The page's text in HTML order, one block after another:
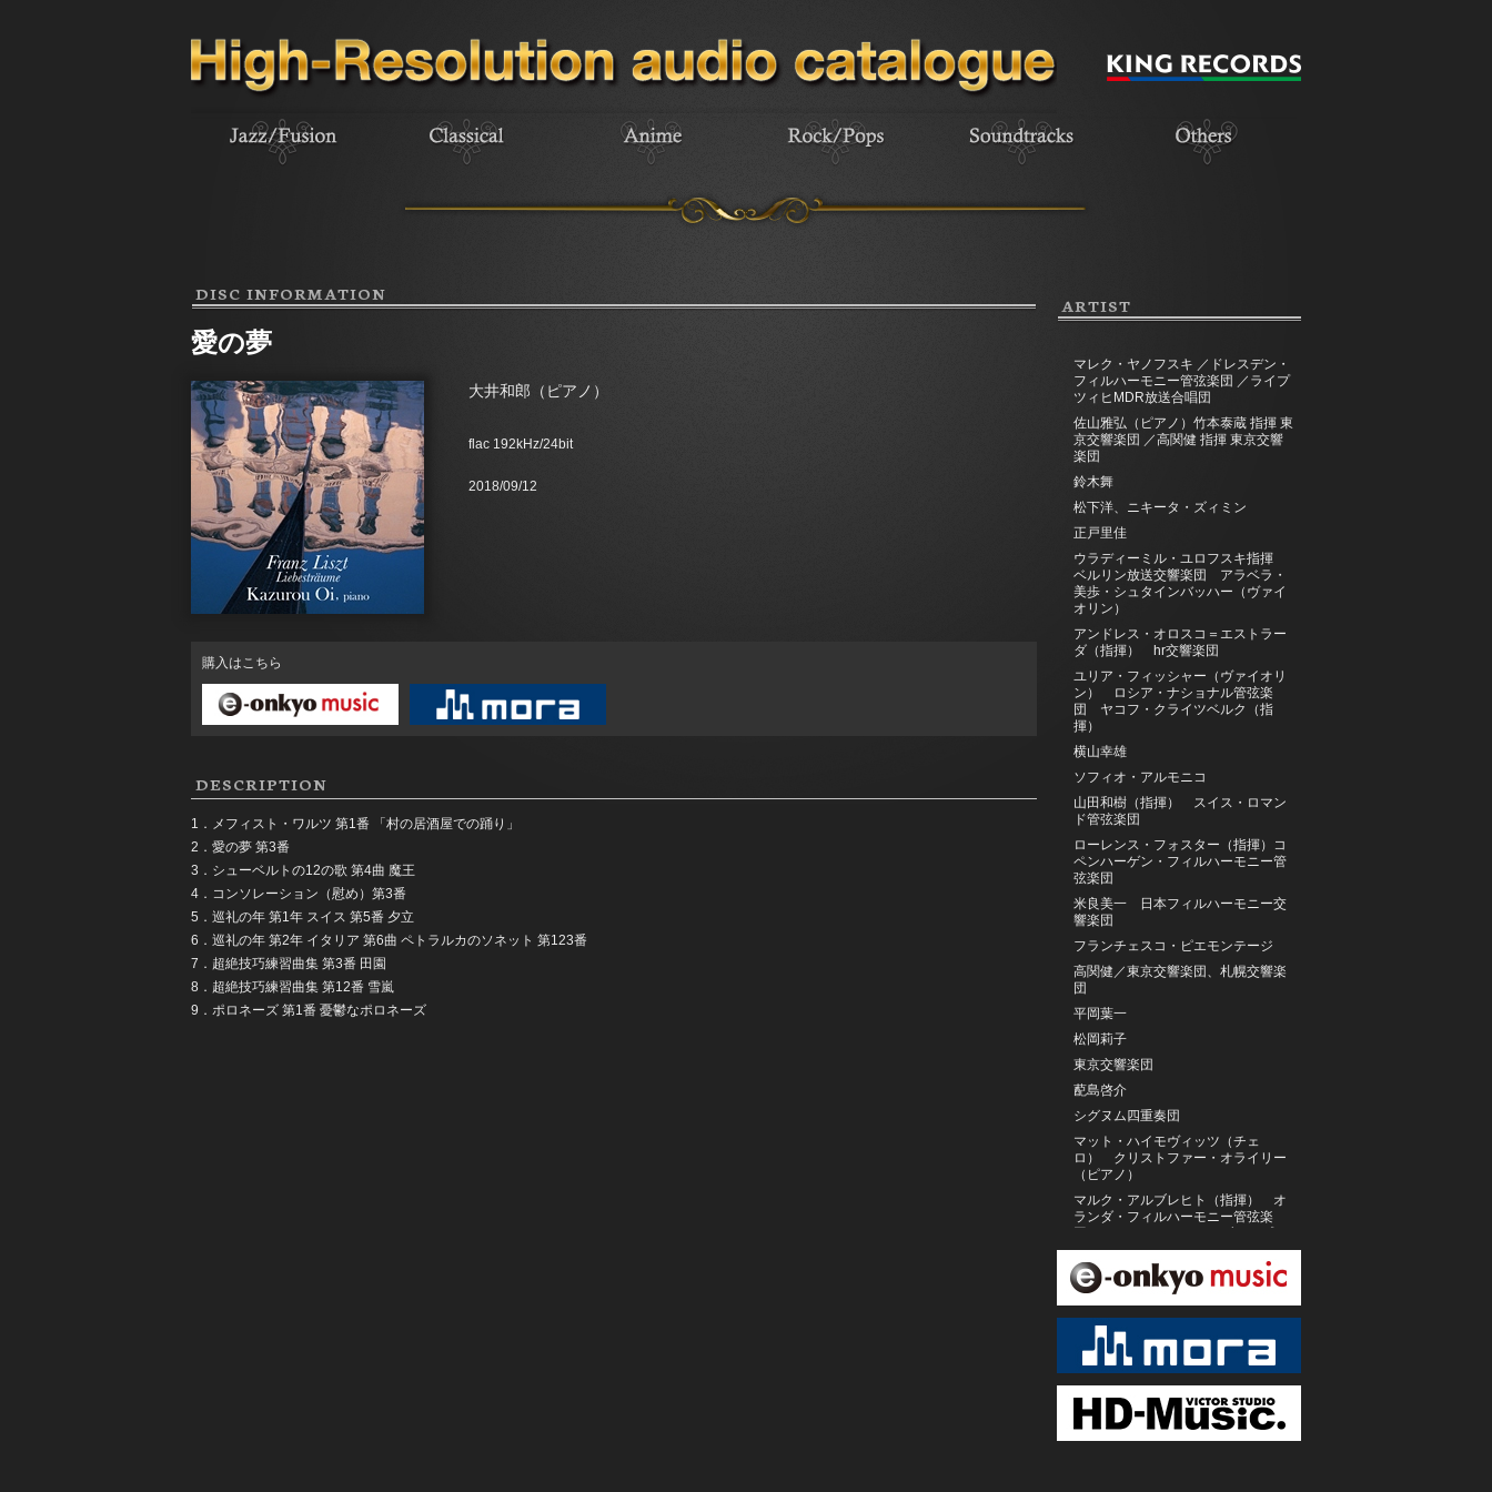
DISC INFORMATION
愛の夢
大井和郎（ピアノ）
flac 192kHz/24bit
2018/09/12
購入はこちら
DESCRIPTION
1．メフィスト・ワルツ 第1番 「村の居酒屋での踊り」
2．愛の夢 第3番
3．シューベルトの12の歌 第4曲 魔王
4．コンソレーション（慰め）第3番
5．巡礼の年 第1年 スイス 第5番 夕立
6．巡礼の年 第2年 イタリア 第6曲 ペトラルカのソネット 第123番
7．超絶技巧練習曲集 第3番 田園
8．超絶技巧練習曲集 第12番 雪嵐
9．ポロネーズ 第1番 憂鬱なポロネーズ
ARTIST
マレク・ヤノフスキ ／ドレスデン・
フィルハーモニー管弦楽団 ／ライプ
ツィヒMDR放送合唱団
佐山雅弘（ピアノ）竹本泰蔵 指揮 東
京交響楽団 ／高関健 指揮 東京交響
楽団
鈴木舞
松下洋、ニキータ・ズィミン
正戸里佳
ウラディーミル・ユロフスキ指揮
ベルリン放送交響楽団 アラベラ・
美歩・シュタインバッハー（ヴァイ
オリン）
アンドレス・オロスコ＝エストラー
ダ（指揮） hr交響楽団
ユリア・フィッシャー（ヴァイオリ
ン） ロシア・ナショナル管弦楽
団 ヤコフ・クライツベルク（指
揮）
横山幸雄
ソフィオ・アルモニコ
山田和樹（指揮） スイス・ロマン
ド管弦楽団
ローレンス・フォスター（指揮）コ
ペンハーゲン・フィルハーモニー管
弦楽団
米良美一 日本フィルハーモニー交
響楽団
フランチェスコ・ピエモンテージ
高関健／東京交響楽団、札幌交響楽
団
平岡葉一
松岡莉子
東京交響楽団
蓜島啓介
シグヌム四重奏団
マット・ハイモヴィッツ（チェ
ロ） クリストファー・オライリー
（ピアノ）
マルク・アルブレヒト（指揮） オ
ランダ・フィルハーモニー管弦楽
ノ）
青木美樹
ノ） ゲロルト・フーバー（ピア
ノ）
西本智実 ロシア・ボリショイ交響
楽団“ミレニウム”
アンドルー・マンゼ、ハノーファー
北ドイツ放送フィルハーモニー管弦